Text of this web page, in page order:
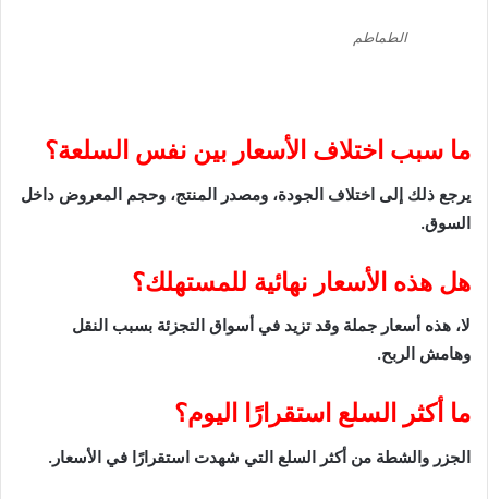
الطماطم
ما سبب اختلاف الأسعار بين نفس السلعة؟
يرجع ذلك إلى اختلاف الجودة، ومصدر المنتج، وحجم المعروض داخل
السوق.
هل هذه الأسعار نهائية للمستهلك؟
لا، هذه أسعار جملة وقد تزيد في أسواق التجزئة بسبب النقل
وهامش الربح.
ما أكثر السلع استقرارًا اليوم؟
الجزر والشطة من أكثر السلع التي شهدت استقرارًا في الأسعار.